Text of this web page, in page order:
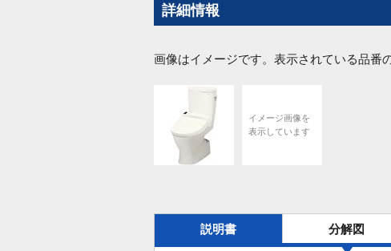
詳細情報
画像はイメージです。表示されている品番
イメージ画像を
表示しています
説明書 分解図